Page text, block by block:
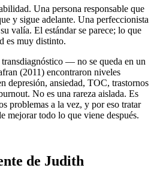
Una persona responsable que
y sigue adelante. Una perfeccionista
valía. El estándar se parece; lo que
es muy distinto.
— no se queda en un
(2011) encontraron niveles
depresión, ansiedad, TOC, trastornos
No es una rareza aislada. Es
problemas a la vez, y por eso tratar
mejorar todo lo que viene después.
de Judith